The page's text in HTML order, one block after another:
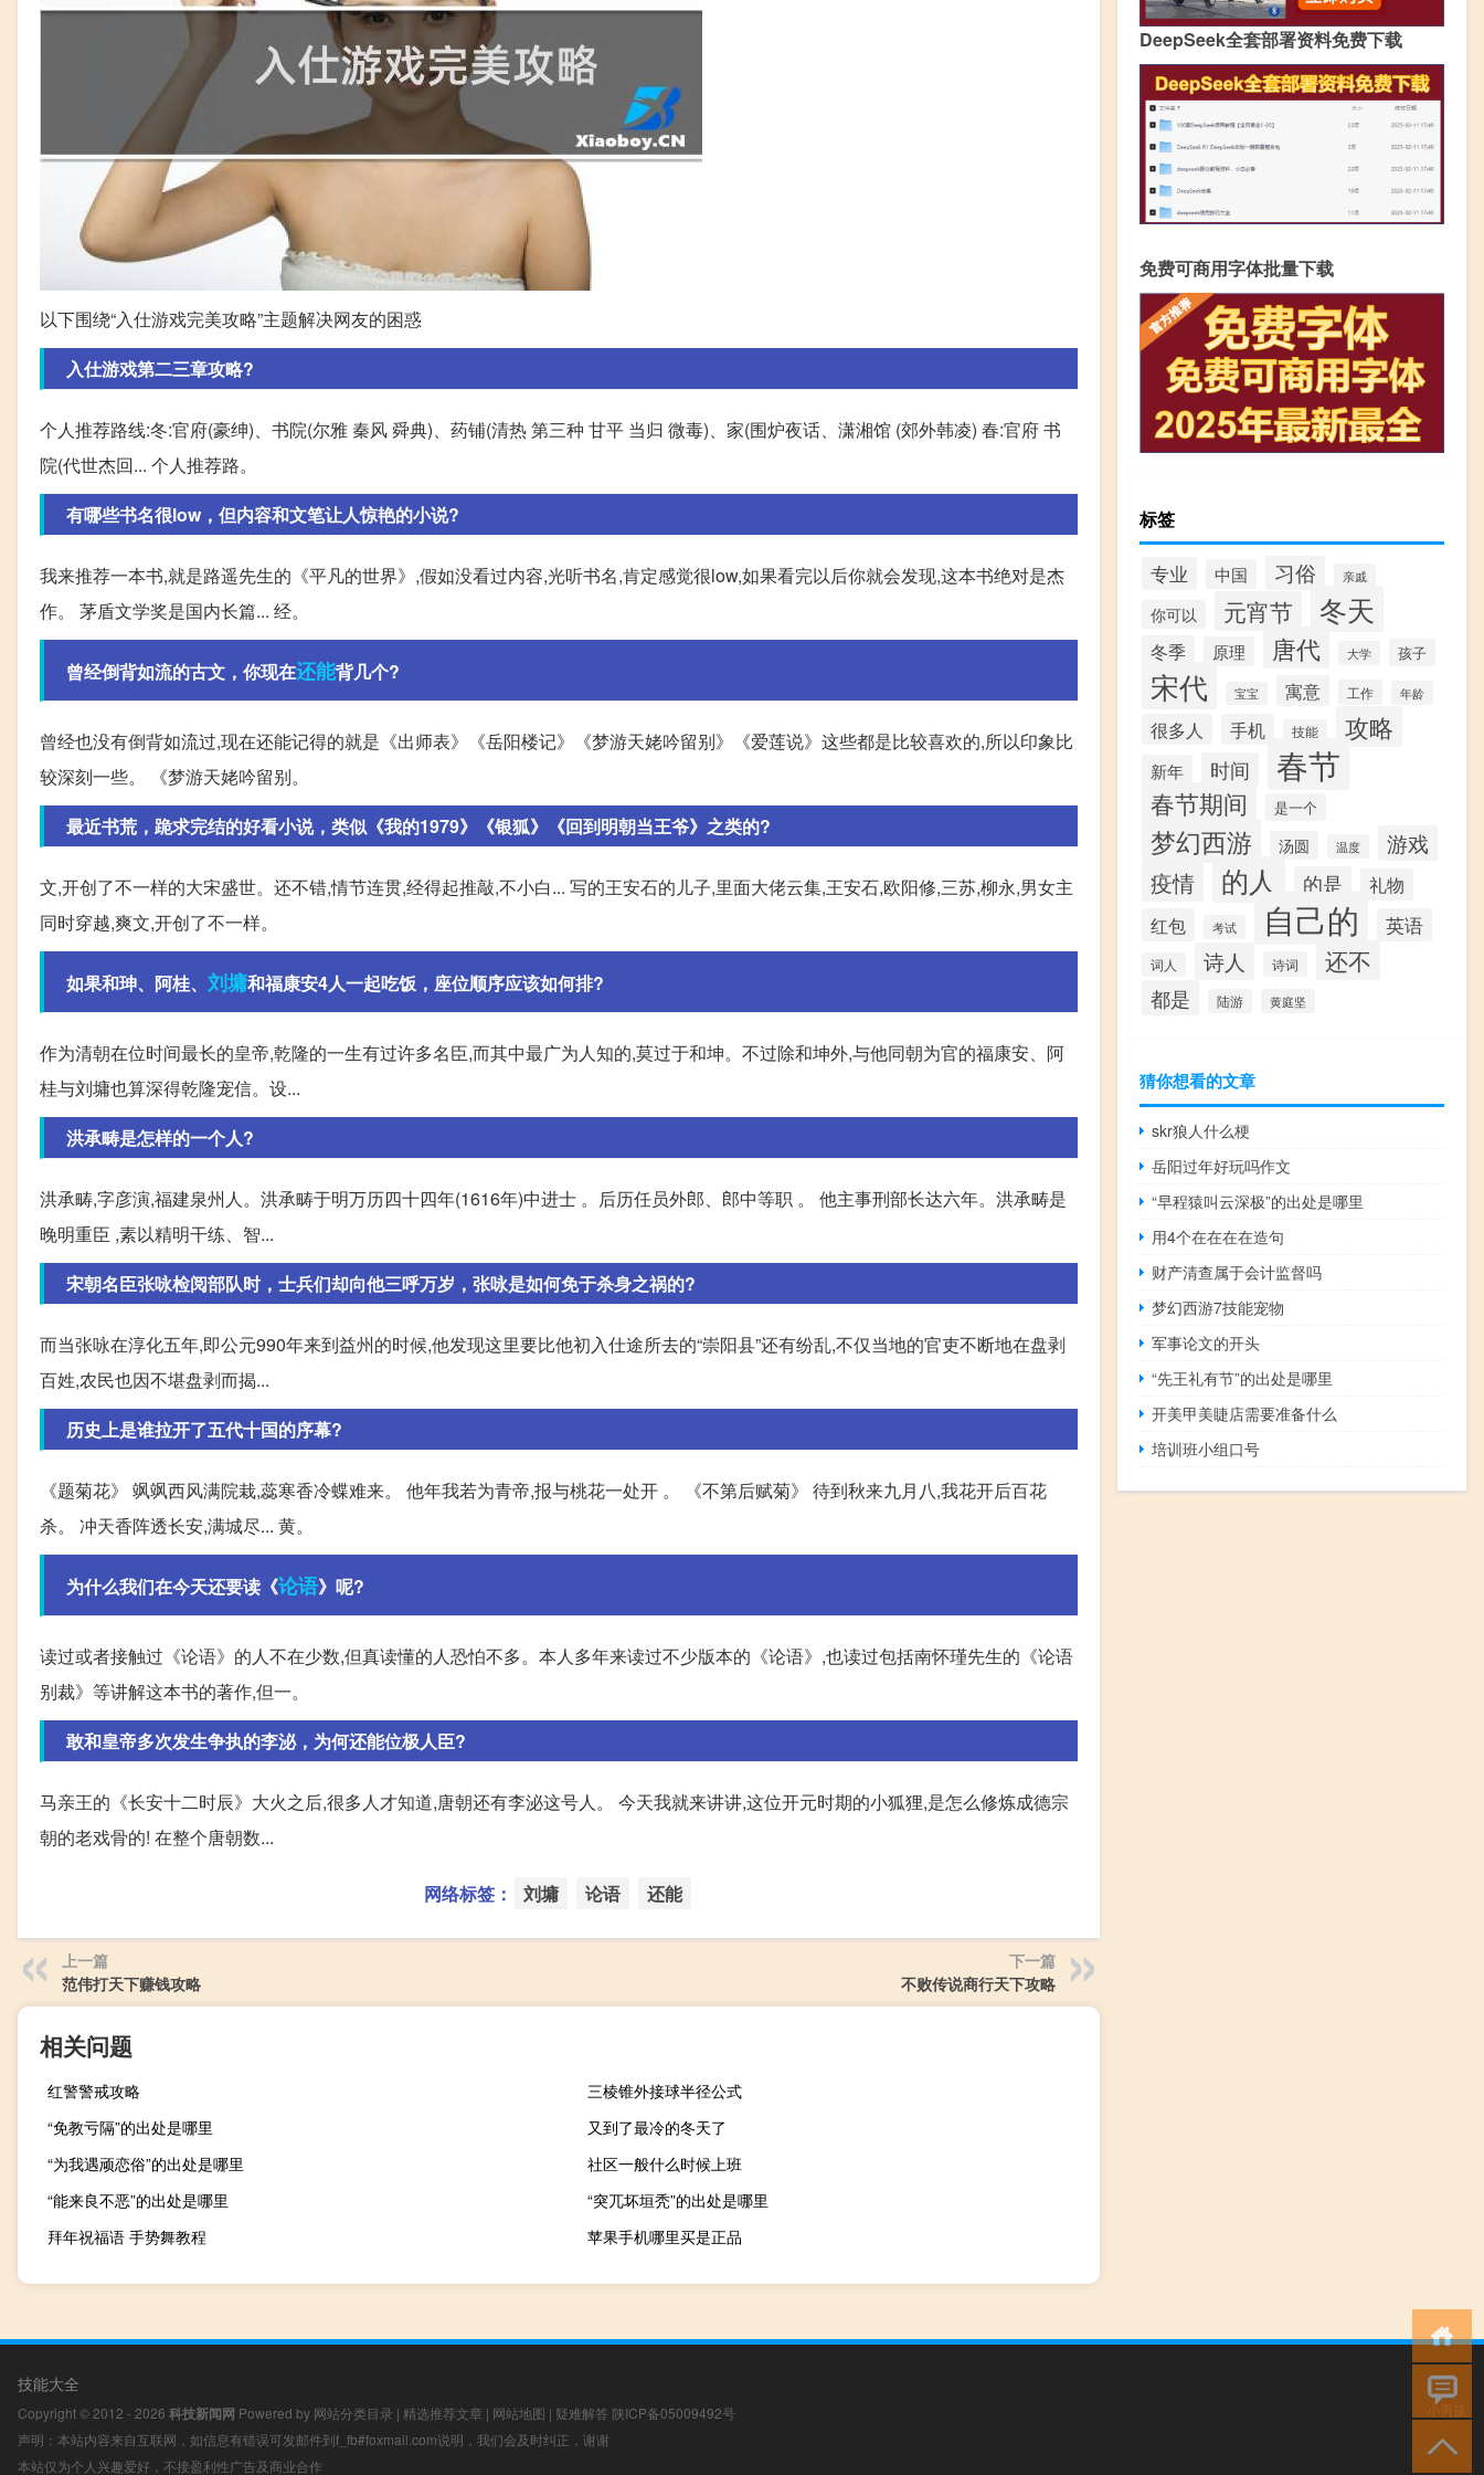
以下围绕“入仕游戏完美攻略”主题解决网友的困惑
入仕游戏第二三章攻略?
个人推荐路线:冬:官府(豪绅)、书院(尔雅 秦风 舜典)、药铺(清热 第三种 甘平 当归 微毒)、家(围炉夜话、潇湘馆 (郊外韩凌) 春:官府 书
院(代世杰回... 个人推荐路。
有哪些书名很low，但内容和文笔让人惊艳的小说?
我来推荐一本书,就是路遥先生的《平凡的世界》,假如没看过内容,光听书名,肯定感觉很low,如果看完以后你就会发现,这本书绝对是杰
作。 茅盾文学奖是国内长篇... 经。
曾经倒背如流的古文，你现在还能背几个?
曾经也没有倒背如流过,现在还能记得的就是《出师表》《岳阳楼记》《梦游天姥吟留别》《爱莲说》这些都是比较喜欢的,所以印象比
较深刻一些。 《梦游天姥吟留别。
最近书荒，跪求完结的好看小说，类似《我的1979》《银狐》《回到明朝当王爷》之类的?
文,开创了不一样的大宋盛世。还不错,情节连贯,经得起推敲,不小白... 写的王安石的儿子,里面大佬云集,王安石,欧阳修,三苏,柳永,男女主
同时穿越,爽文,开创了不一样。
如果和珅、阿桂、 刘墉和福康安4人一起吃饭，座位顺序应该如何排?
作为清朝在位时间最长的皇帝,乾隆的一生有过许多名臣,而其中最广为人知的,莫过于和坤。不过除和坤外,与他同朝为官的福康安、阿
桂与刘墉也算深得乾隆宠信。设...
洪承畴是怎样的一个人?
洪承畴,字彦演,福建泉州人。洪承畴于明万历四十四年(1616年)中进士 。后历任员外郎、郎中等职 。 他主事刑部长达六年。洪承畴是
晚明重臣 ,素以精明干练、智...
宋朝名臣张咏检阅部队时，士兵们却向他三呼万岁，张咏是如何免于杀身之祸的?
而当张咏在淳化五年,即公元990年来到益州的时候,他发现这里要比他初入仕途所去的“崇阳县”还有纷乱,不仅当地的官吏不断地在盘剥
百姓,农民也因不堪盘剥而揭...
历史上是谁拉开了五代十国的序幕?
《题菊花》 飒飒西风满院栽,蕊寒香冷蝶难来。 他年我若为青帝,报与桃花一处开 。 《不第后赋菊》 待到秋来九月八,我花开后百花
杀。 冲天香阵透长安,满城尽... 黄。
为什么我们在今天还要读《论语》呢?
读过或者接触过《论语》的人不在少数,但真读懂的人恐怕不多。本人多年来读过不少版本的《论语》,也读过包括南怀瑾先生的《论语
别裁》等讲解这本书的著作,但一。
敢和皇帝多次发生争执的李泌，为何还能位极人臣?
马亲王的《长安十二时辰》大火之后,很多人才知道,唐朝还有李泌这号人。 今天我就来讲讲,这位开元时期的小狐狸,是怎么修炼成德宗
朝的老戏骨的! 在整个唐朝数...
网络标签： 刘墉 论语 还能
上一篇
范伟打天下赚钱攻略
下一篇
不败传说商行天下攻略
相关问题
红警警戒攻略
三棱锥外接球半径公式
“免教亏隔”的出处是哪里
又到了最冷的冬天了
“为我遇顽恋俗”的出处是哪里
社区一般什么时候上班
“能来良不恶”的出处是哪里
“突兀坏垣秃”的出处是哪里
拜年祝福语 手势舞教程
苹果手机哪里买是正品
DeepSeek全套部署资料免费下载
免费可商用字体批量下载
标签
专业 中国 习俗 亲戚
你可以 元宵节 冬天
冬季 原理 唐代 大学 孩子
宋代 宝宝 寓意 工作 年龄
很多人 手机 技能 攻略
新年 时间 春节
春节期间 是一个
梦幻西游 汤圆 温度 游戏
疫情 的人 的是 礼物
红包 考试 自己的 英语
词人 诗人 诗词 还不
都是 陆游 黄庭坚
猜你想看的文章
skr狼人什么梗
岳阳过年好玩吗作文
“早程猿叫云深极”的出处是哪里
用4个在在在在造句
财产清查属于会计监督吗
梦幻西游7技能宠物
军事论文的开头
“先王礼有节”的出处是哪里
开美甲美睫店需要准备什么
培训班小组口号
技能大全
Copyright © 2012 - 2026 科技新闻网 Powered by 网站分类目录 | 精选推荐文章 | 网站地图 | 疑难解答 陕ICP备05009492号
声明：本站内容来自互联网，如信息有错误可发邮件到f_fb#foxmail.com说明，我们会及时纠正，谢谢
本站仅为个人兴趣爱好，不接盈利性广告及商业合作
小男孩